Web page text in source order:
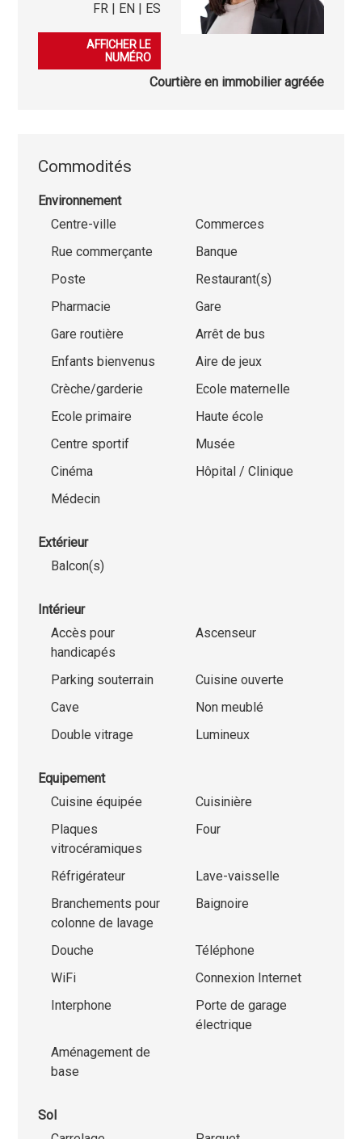
FR | EN | ES
079 554 79 01
AFFICHER LE
NUMÉRO
Courtière en immobilier agréée
Commodités
Environnement
Centre-ville
Commerces
Rue commerçante
Banque
Poste
Restaurant(s)
Pharmacie
Gare
Gare routière
Arrêt de bus
Enfants bienvenus
Aire de jeux
Crèche/garderie
Ecole maternelle
Ecole primaire
Haute école
Centre sportif
Musée
Cinéma
Hôpital / Clinique
Médecin
Extérieur
Balcon(s)
Intérieur
Accès pour
handicapés
Ascenseur
Parking souterrain
Cuisine ouverte
Cave
Non meublé
Double vitrage
Lumineux
Equipement
Cuisine équipée
Cuisinière
Plaques
vitrocéramiques
Four
Réfrigérateur
Lave-vaisselle
Branchements pour
colonne de lavage
Baignoire
Douche
Téléphone
WiFi
Connexion Internet
Interphone
Porte de garage
électrique
Aménagement de
base
Sol